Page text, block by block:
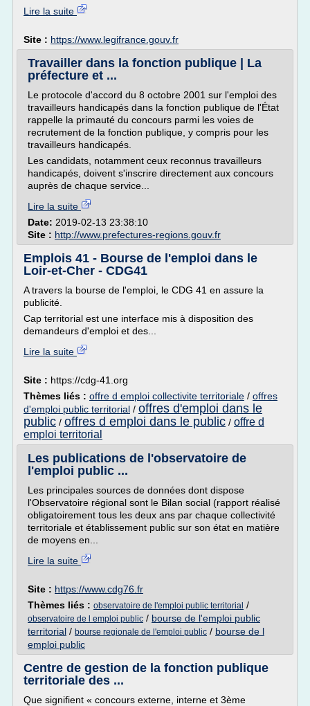
Lire la suite
Site : https://www.legifrance.gouv.fr
Travailler dans la fonction publique | La
préfecture et ...
Le protocole d'accord du 8 octobre 2001 sur l'emploi des
travailleurs handicapés dans la fonction publique de l'État
rappelle la primauté du concours parmi les voies de
recrutement de la fonction publique, y compris pour les
travailleurs handicapés.
Les candidats, notamment ceux reconnus travailleurs
handicapés, doivent s'inscrire directement aux concours
auprès de chaque service...
Lire la suite
Date: 2019-02-13 23:38:10
Site : http://www.prefectures-regions.gouv.fr
Emplois 41 - Bourse de l'emploi dans le
Loir-et-Cher - CDG41
A travers la bourse de l'emploi, le CDG 41 en assure la
publicité.
Cap territorial est une interface mis à disposition des
demandeurs d'emploi et des...
Lire la suite
Site : https://cdg-41.org
Thèmes liés : offre d emploi collectivite territoriale / offres
d'emploi public territorial / offres d'emploi dans le
public / offres d emploi dans le public / offre d
emploi territorial
Les publications de l'observatoire de
l'emploi public ...
Les principales sources de données dont dispose
l'Observatoire régional sont le Bilan social (rapport réalisé
obligatoirement tous les deux ans par chaque collectivité
territoriale et établissement public sur son état en matière
de moyens en...
Lire la suite
Site : https://www.cdg76.fr
Thèmes liés : observatoire de l'emploi public territorial /
observatoire de l emploi public / bourse de l'emploi public
territorial / bourse regionale de l'emploi public / bourse de l
emploi public
Centre de gestion de la fonction publique
territoriale des ...
Que signifient « concours externe, interne et 3ème